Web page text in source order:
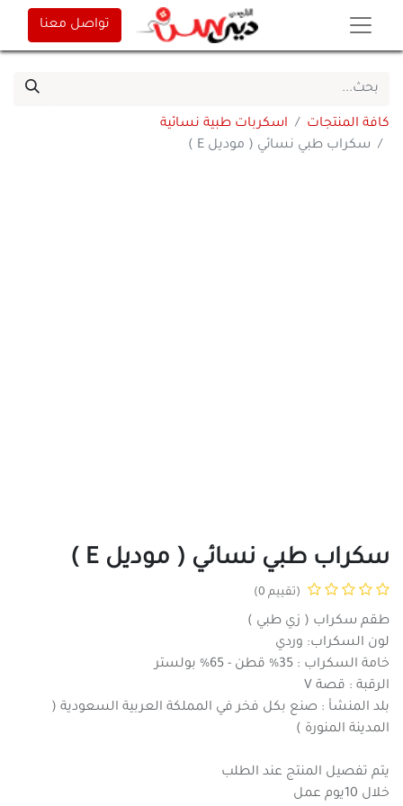
تواصل معنا
كافة المنتجات
اسكربات طبية نسائية
سكراب طبي نسائي ( موديل E )
سكراب طبي نسائي ( موديل E )
(تقييم 0)
طقم سكراب ( زي طبي )
لون السكراب: وردي
خامة السكراب : 35% قطن - 65% بولستر
الرقبة : قصة V
بلد المنشأ : صنع بكل فخر في المملكة العربية السعودية (
المدينة المنورة )
يتم تفصيل المنتج عند الطلب
خلال 10يوم عمل